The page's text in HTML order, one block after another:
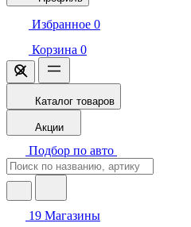
Избранное 0
Корзина 0
Каталог товаров
Акции
Подбор по авто
19 Магазины